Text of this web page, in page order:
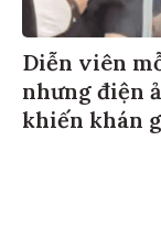
Diễn viên
nhưng điện
khiến khán